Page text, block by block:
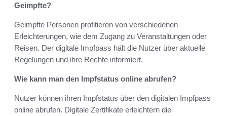
Geimpfte?
Geimpfte Personen profitieren von verschiedenen
Erleichterungen, wie dem Zugang zu Veranstaltungen oder
Reisen. Der digitale Impfpass hält die Nutzer über aktuelle
Regelungen und ihre Rechte informiert.
Wie kann man den Impfstatus online abrufen?
Nutzer können ihren Impfstatus über den digitalen Impfpass
online abrufen. Digitale Zertifikate erleichtern die